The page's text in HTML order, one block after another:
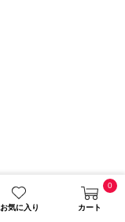
お気に入り カート
0